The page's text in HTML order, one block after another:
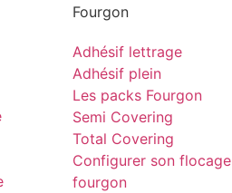
Fourgon
Adhésif lettrage
Adhésif plein
Les packs Fourgon
Semi Covering
Total Covering
Configurer son flocage
fourgon